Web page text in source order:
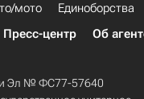
мото Единоборства
Пресс-центр Об
Эл № ФС77-57640